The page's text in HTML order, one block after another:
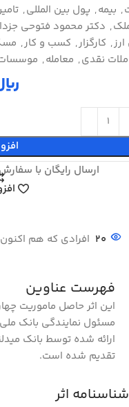
, بیمه, پول بین المللی,
, دکتر محمود فتوحی
, کارگزار, کسب و کار,
نقدی, معامله,
ارسال رایگان با سفارش خرید
20 افرادی که هم
فهرست عناوین
این اثر حاصل ماموریت
مسئول نمایندگی بانک ملی
ارائه شده توسط بانک
تقدیم شده است.
شناسنامه اثر